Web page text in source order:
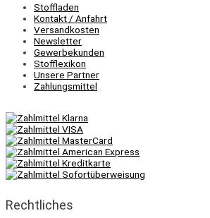
Stoffladen
Kontakt / Anfahrt
Versandkosten
Newsletter
Gewerbekunden
Stofflexikon
Unsere Partner
Zahlungsmittel
Rechtliches